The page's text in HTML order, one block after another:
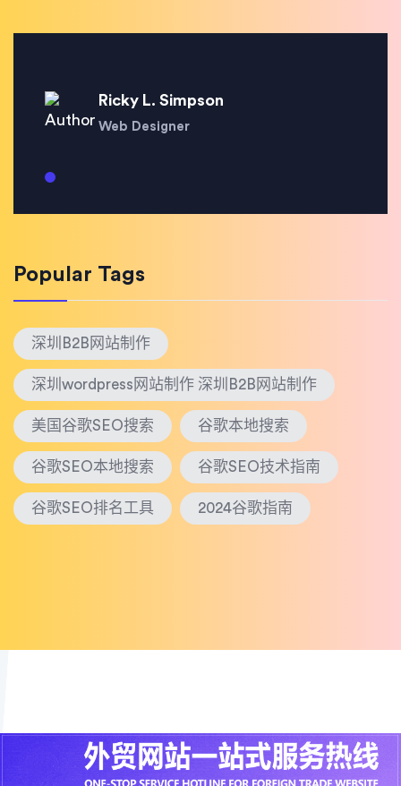
Ricky L. Simpson
Web Designer
Popular Tags
深圳B2B网站制作
深圳wordpress网站制作 深圳B2B网站制作
美国谷歌SEO搜索 谷歌本地搜索
谷歌SEO本地搜索 谷歌SEO技术指南
谷歌SEO排名工具 2024谷歌指南